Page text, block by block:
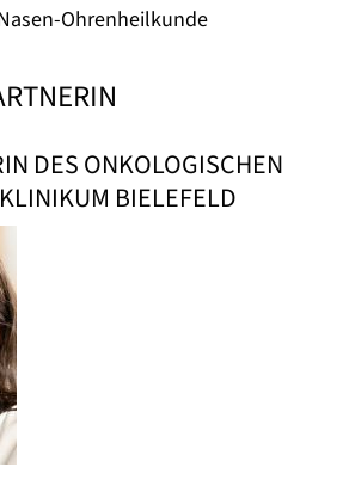
Ohrenheilkunde
DES ONKOLOGISCHEN
BIELEFELD